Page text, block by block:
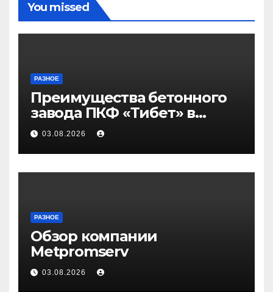
You missed
РАЗНОЕ
Преимущества бетонного
завода ПКФ «Тибет» в
Волгограде и Волжском
03.08.2026
РАЗНОЕ
Обзор компании
Metpromserv
03.08.2026